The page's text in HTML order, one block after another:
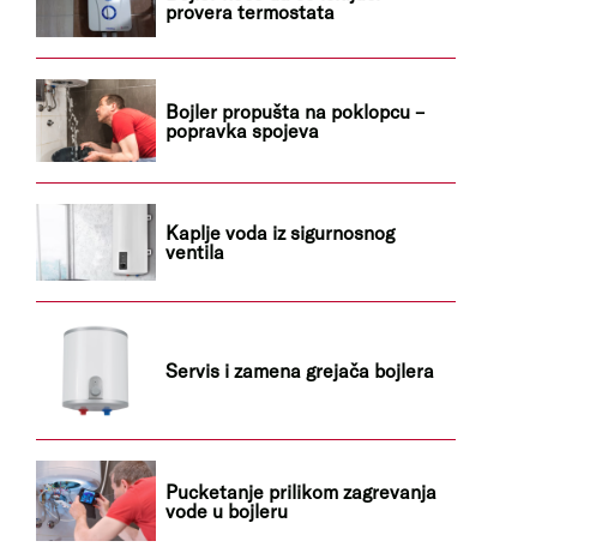
provera termostata
Bojler propušta na poklopcu –
popravka spojeva
Kaplje voda iz sigurnosnog
ventila
Servis i zamena grejača bojlera
Pucketanje prilikom zagrevanja
vode u bojleru